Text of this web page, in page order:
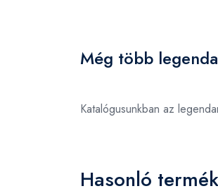
Még több
Katalógusunkban az
Hasonló